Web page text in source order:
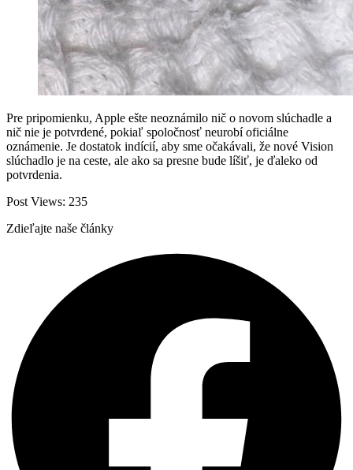
Pre pripomienku, Apple ešte neoznámilo nič o novom slúchadle a
nič nie je potvrdené, pokiaľ spoločnosť neurobí oficiálne
oznámenie. Je dostatok indícií, aby sme očakávali, že nové Vision
slúchadlo je na ceste, ale ako sa presne bude líšiť, je ďaleko od
potvrdenia.
Post Views: 235
Zdieľajte naše články